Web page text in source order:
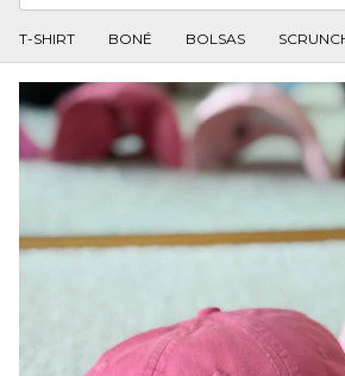
T-SHIRT BONÉ BOLSAS